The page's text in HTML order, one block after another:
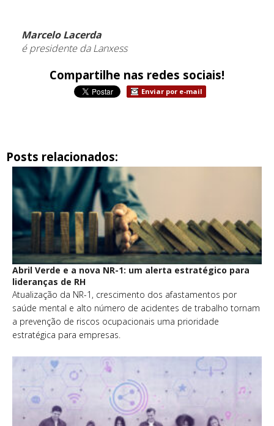
Marcelo Lacerda
é presidente da Lanxess
Compartilhe nas redes sociais!
Enviar por e-mail
Posts relacionados:
Abril Verde e a nova NR-1: um alerta estratégico para
lideranças de RH
Atualização da NR-1, crescimento dos afastamentos por
saúde mental e alto número de acidentes de trabalho tornam
a prevenção de riscos ocupacionais uma prioridade
estratégica para empresas.